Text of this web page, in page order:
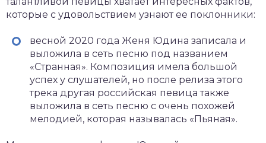
которые с удовольствием узнают ее поклонники:
весной 2020 года Женя Юдина записала и
выложила в сеть песню под названием
«Странная». Композиция имела большой
успех у слушателей, но после релиза этого
трека другая российская певица также
выложила в сеть песню с очень похожей
мелодией, которая называлась «Пьяная».